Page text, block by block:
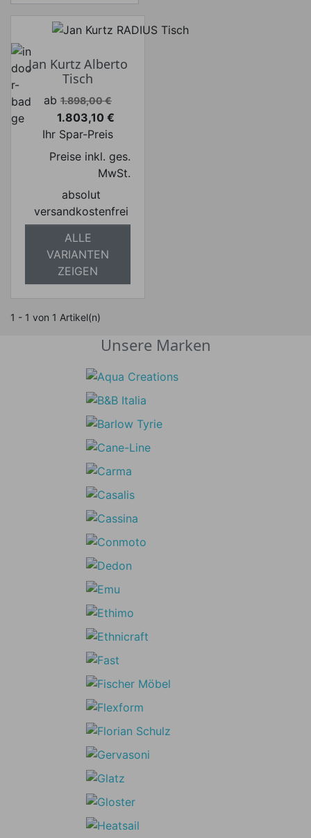
Jan Kurtz Alberto
Tisch
Verkaufspreis
ab 1.898,00 €
Preis
1.803,10 €
Ihr Spar-Preis
Preise inkl. ges.
MwSt.
absolut
versandkostenfrei
ALLE
VARIANTEN
ZEIGEN
1 - 1 von 1 Artikel(n)
Unsere Marken